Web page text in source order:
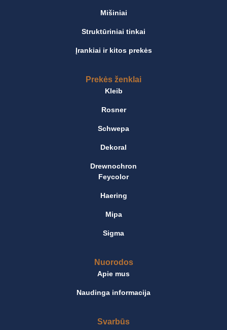
Mišiniai
Struktūriniai tinkai
Įrankiai ir kitos prekės
Prekės ženklai
Kleib
Rosner
Schwepa
Dekoral
Drewnochron
Feycolor
Haering
Mipa
Sigma
Nuorodos
Apie mus
Naudinga informacija
Svarbūs